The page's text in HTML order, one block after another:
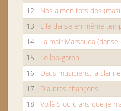
12
Nos aimen tots dos
13
Elle danse en même
14
La mair Marsauda
15
Lo lop-garon
16
Daus musiciens, la
17
D'autras chançons
18
Voilà 5 ou 6 ans que je